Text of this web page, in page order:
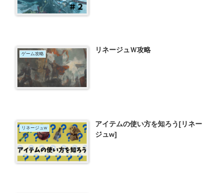
ゲーム攻略 リネージュＷ攻略
リネージュw
アイテムの使い方を知ろう[リネー
ジュw]